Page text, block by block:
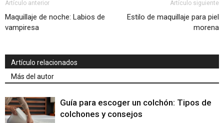
Artículo anterior
Maquillaje de noche: Labios de
vampiresa
Artículo siguiente
Estilo de maquillaje para piel
morena
Artículo relacionados
Más del autor
Guía para escoger un colchón: Tipos de
colchones y consejos